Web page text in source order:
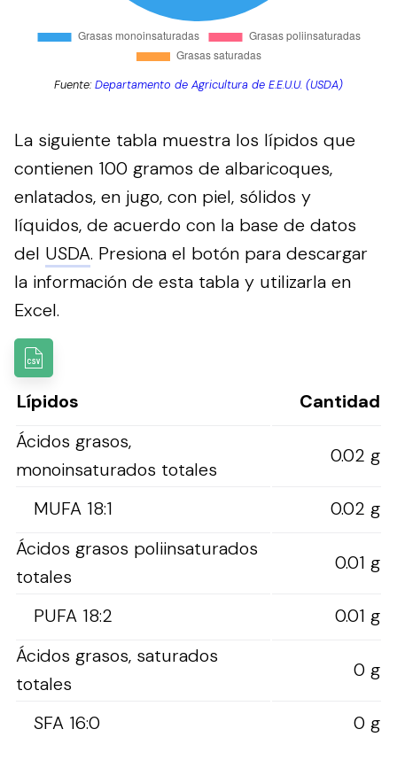
Fuente:Departamento de Agricultura de E.E.U.U. (USDA)
La siguiente tabla muestra los lípidos que
contienen 100 gramos de albaricoques,
enlatados, en jugo, con piel, sólidos y
líquidos, de acuerdo con la base de datos
del USDA. Presiona el botón para descargar
la información de esta tabla y utilizarla en
Excel.
Lípidos
Cantidad
Ácidos grasos,
monoinsaturados totales
0.02 g
MUFA 18:1
0.02 g
Ácidos grasos poliinsaturados
totales
0.01 g
PUFA 18:2
0.01 g
Ácidos grasos, saturados
totales
0 g
SFA 16:0 0 g